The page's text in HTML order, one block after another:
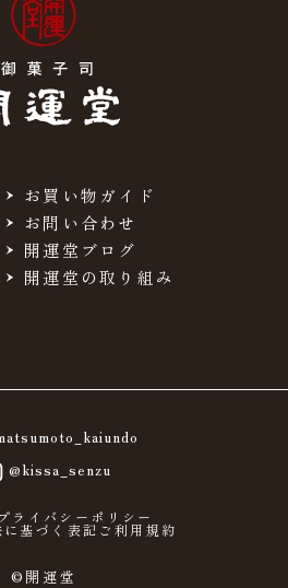
お買い物ガイド
お問い合わせ
開運堂ブログ
開運堂の取り組み
@kissa_senzu
プライバシーポリシー
基づく表記 ご利用規約
©開運堂